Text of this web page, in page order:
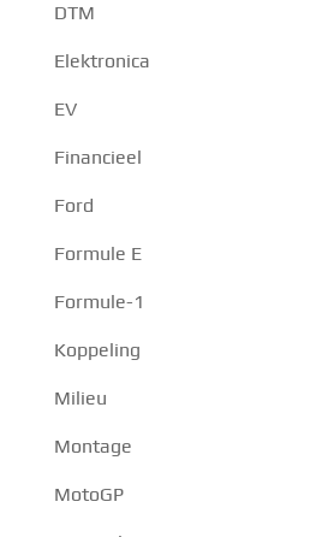
DTM
Elektronica
EV
Financieel
Ford
Formule E
Formule-1
Koppeling
Milieu
Montage
MotoGP